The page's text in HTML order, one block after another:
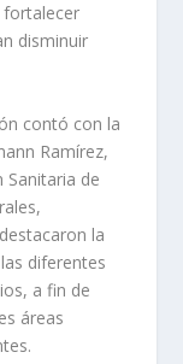
disminuir
contó con la
Ramírez,
Sanitaria de
la
diferentes
a fin de
áreas